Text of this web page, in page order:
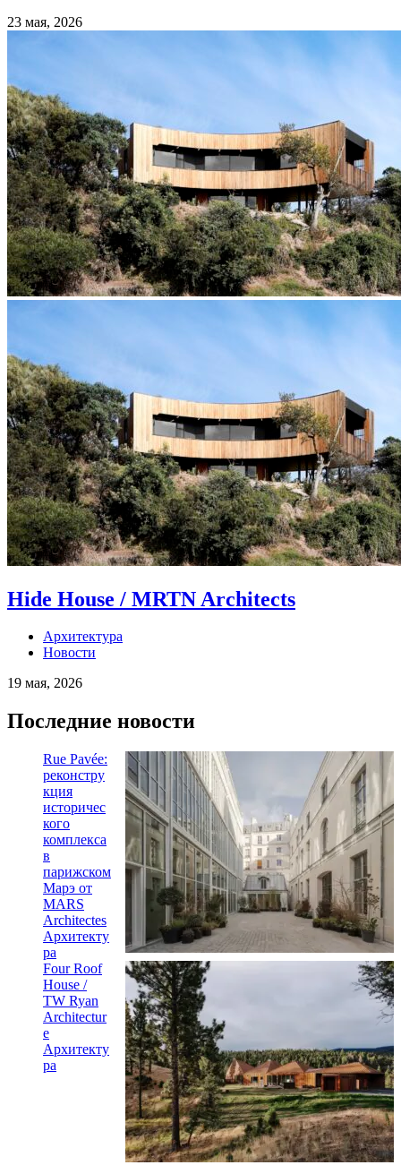
23 мая, 2026
Hide House / MRTN Architects
Архитектура
Новости
19 мая, 2026
Последние новости
Rue Pavée:
реконстру
кция
историчес
кого
комплекса
в
парижском
Марэ от
MARS
Architectes
Архитекту
ра
Four Roof
House /
TW Ryan
Architectur
e
Архитекту
ра